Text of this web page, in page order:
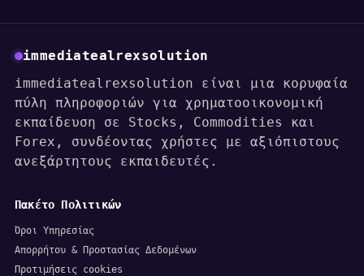
immediatealrexsolution
immediatealrexsolution είναι μια κορυφαία
πύλη πληροφοριών για χρηματοοικονομική
εκπαίδευση σε Stocks, Commodities και
Forex, συνδέοντας χρήστες με αξιόπιστους
ανεξάρτητους εκπαιδευτές.
Πακέτο Πολιτικών
Όροι Υπηρεσίας
Απορρήτου & Προστασίας Δεδομένων
Προτιμήσεις cookies